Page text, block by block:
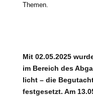
Mit 02.05.2025
im Bereich des
licht – die
fest­ge­setzt. Am